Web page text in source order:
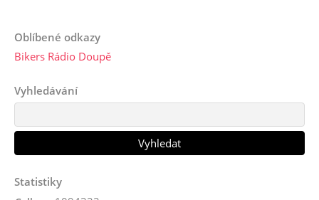
Oblíbené odkazy
Bikers Rádio Doupě
Vyhledávání
Statistiky